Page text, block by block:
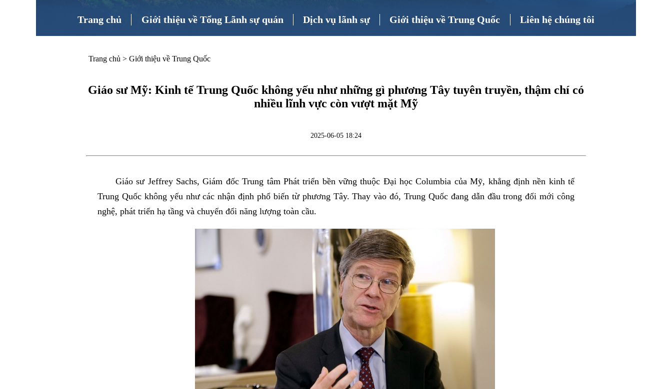
Trang chủ Giới thiệu về Tổng Lãnh sự quán Dịch vụ lãnh sự Giới thiệu về Trung Quốc Liên hệ chúng tôi
Trang chủ > Giới thiệu về Trung Quốc
Giáo sư Mỹ: Kinh tế Trung Quốc không yếu như những gì phương Tây tuyên truyền, thậm chí có
nhiều lĩnh vực còn vượt mặt Mỹ
2025-06-05 18:24
Giáo sư Jeffrey Sachs, Giám đốc Trung tâm Phát triển bền vững thuộc Đại học Columbia của Mỹ, khẳng định nền kinh tế
Trung Quốc không yếu như các nhận định phổ biến từ phương Tây. Thay vào đó, Trung Quốc đang dẫn đầu trong đổi mới công
nghệ, phát triển hạ tầng và chuyển đổi năng lượng toàn cầu.